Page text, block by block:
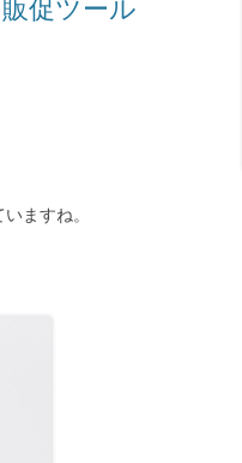
促ツール
ますね。